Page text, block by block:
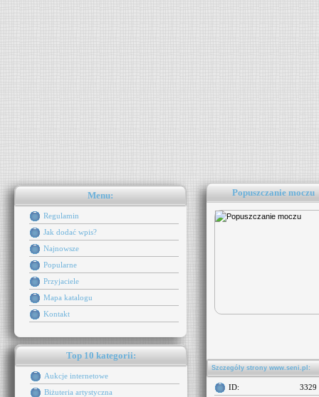
Menu:
Regulamin
Jak dodać wpis?
Najnowsze
Popularne
Przyjaciele
Mapa katalogu
Kontakt
Top 10 kategorii:
Aukcje internetowe
Biżuteria artystyczna
Popuszczanie moczu
Szczegóły strony www.seni.pl:
ID:
3329